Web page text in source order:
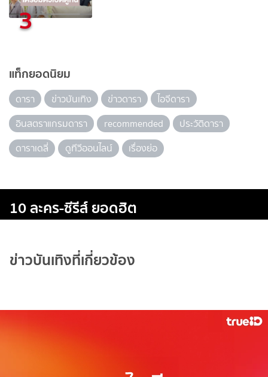
3
แท็กยอดนิยม
ดารา ข่าวบันเทิง ข่าวดารา
ไอจีดารา
อินสตราแกรมดารา
recommended
ประวัติดารา
ดาราเดลี่
ดูทีวีออนไลน์ เรื่องย่อ
10 ละคร-ซีรีส์ ยอดฮิต
ข่าวบันเทิงที่เกี่ยวข้อง